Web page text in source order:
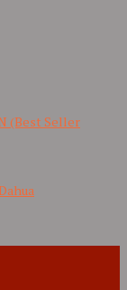
(Best Seller